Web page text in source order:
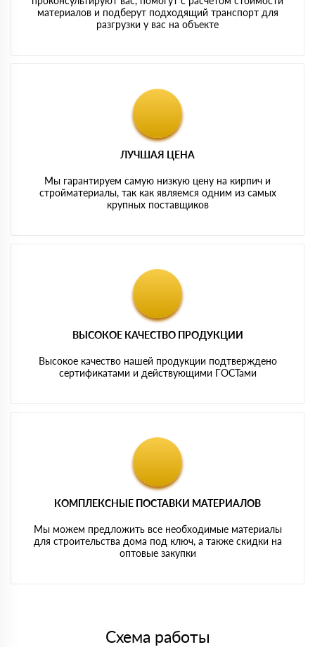
материалов и подберут подходящий транспорт для
разгрузки у вас на объекте
ЛУЧШАЯ ЦЕНА
Мы гарантируем самую низкую цену на кирпич и
стройматериалы, так как являемся одним из самых
крупных поставщиков
ВЫСОКОЕ КАЧЕСТВО ПРОДУКЦИИ
Высокое качество нашей продукции подтверждено
сертификатами и действующими ГОСТами
КОМПЛЕКСНЫЕ ПОСТАВКИ МАТЕРИАЛОВ
Мы можем предложить все необходимые материалы
для строительства дома под ключ, а также скидки на
оптовые закупки
Схема работы